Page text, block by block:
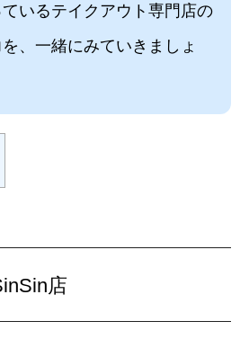
いるテイクアウト専門店の
、一緒にみていきましょ
店